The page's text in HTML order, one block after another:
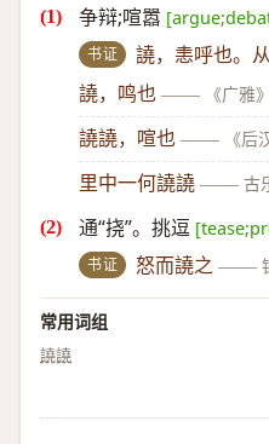
争辩;喧嚣
书证 譊，恚呼也。
譊，鸣也 —— 《广雅》
譊譊，喧也 —— 《后
里中一何譊譊 —— 古
通“挠”。挑逗
书证 怒而譊之 ——
常用词组
譊譊